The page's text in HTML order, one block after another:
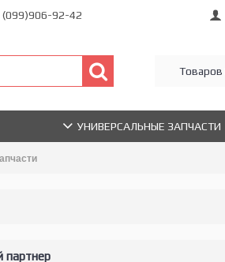
(099)906-92-42
Товаров
УНИВЕРСАЛЬНЫЕ ЗАПЧАСТИ
партнер